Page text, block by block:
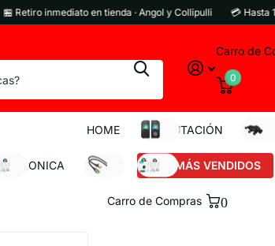
inmediato en tienda · Angol y Collipulli 💳 Hasta 12
Carro de
0
HOME
COMPUTACIÓN
REDES LOS MÁS VENDIDOS
Carro de Compras 0